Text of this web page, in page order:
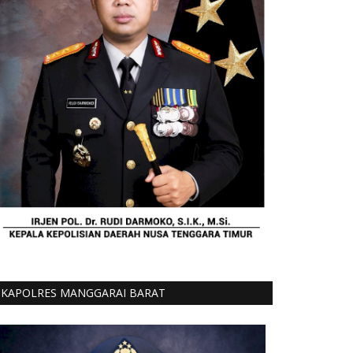
KAPOLRES MANGGARAI BARAT